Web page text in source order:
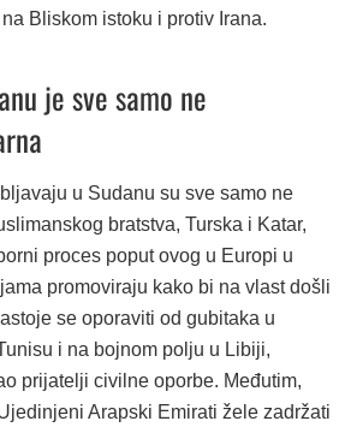
Bliskom istoku i protiv Irana.
je sve samo ne
u Sudanu su sve samo ne
bratstva, Turska i Katar,
proces poput ovog u Europi u
promoviraju kako bi na vlast došli
se oporaviti od gubitaka u
i na bojnom polju u Libiji,
prijatelji civilne oporbe. Međutim,
Arapski Emirati žele zadržati